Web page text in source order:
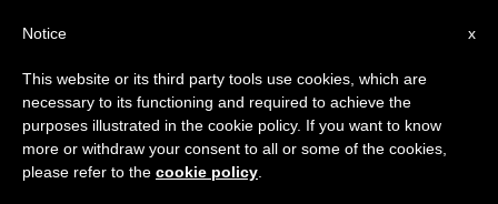
البابا فرنسيس
x
Notice
This website or its third party tools use cookies, which are
necessary to its functioning and required to achieve the
purposes illustrated in the cookie policy. If you want to know
more or withdraw your consent to all or some of the cookies,
please refer to the cookie policy